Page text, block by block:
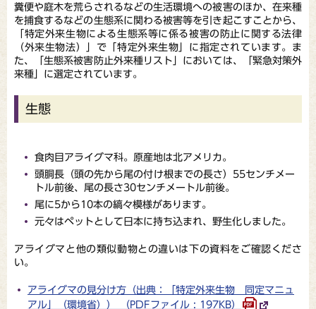
糞便や庭木を荒らされるなどの生活環境への被害のほか、在来種
を捕食するなどの生態系に関わる被害等を引き起こすことから、
「特定外来生物による生態系等に係る被害の防止に関する法律
（外来生物法）」で「特定外来生物」に指定されています。ま
た、「生態系被害防止外来種リスト」においては、「緊急対策外
来種」に選定されています。
生態
食肉目アライグマ科。原産地は北アメリカ。
頭胴長（頭の先から尾の付け根までの長さ）55センチメー
トル前後、尾の長さ30センチメートル前後。
尾に5から10本の縞々模様があります。
元々はペットとして日本に持ち込まれ、野生化しました。
アライグマと他の類似動物との違いは下の資料をご確認くださ
い。
アライグマの見分け方（出典：「特定外来生物 同定マニュ
アル」（環境省）） （PDFファイル : 197KB）